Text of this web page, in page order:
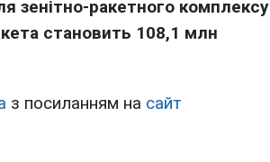
зенітно-ракетного комплексу
становить 108,1 млн
з посиланням на сайт